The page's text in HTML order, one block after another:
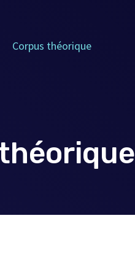
Corpus théorique